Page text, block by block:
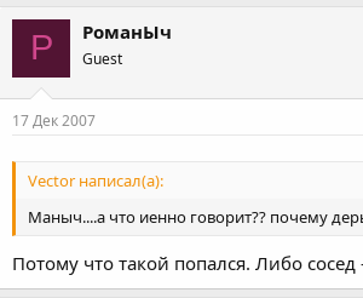
Р РоманЫч
Guest
17 Дек 2007
Vector написал(а):
Маныч....а что иенно говорит?? почему
Потому что такой попался. Либо сосед -